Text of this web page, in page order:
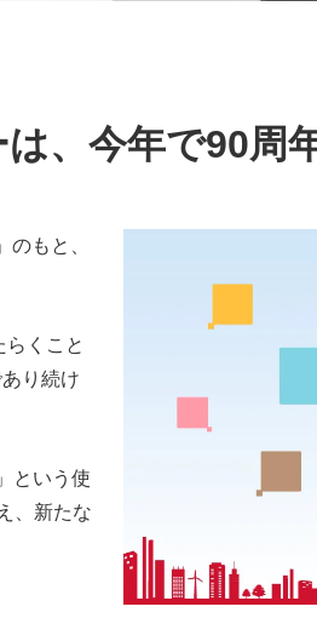
は、今年で90周
もと、
くこと
り続け
という使
、新たな